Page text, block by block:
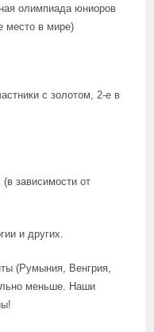
олимпиада юниоров
место в мире)
с золотом, 2-е в
зависимости от
и других.
(Румыния, Венгрия,
меньше. Наши